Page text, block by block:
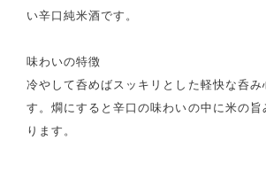
い辛口純米酒です。
味わいの特徴
冷やして呑めばスッキリとした軽快な呑み
す。燗にすると辛口の味わいの中に米の旨
ります。